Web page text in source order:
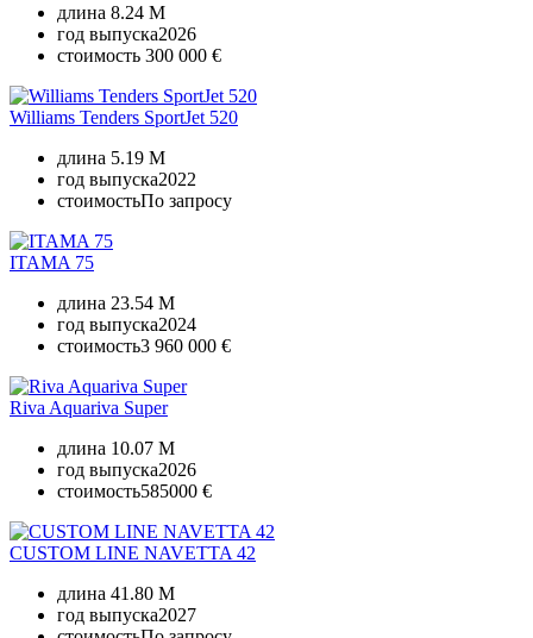
длина 8.24 M
год выпуска2026
стоимость 300 000 €
Williams Tenders SportJet 520
длина 5.19 M
год выпуска2022
стоимостьПо запросу
ITAMA 75
длина 23.54 M
год выпуска2024
стоимость3 960 000 €
Riva Aquariva Super
длина 10.07 M
год выпуска2026
стоимость585000 €
CUSTOM LINE NAVETTA 42
длина 41.80 M
год выпуска2027